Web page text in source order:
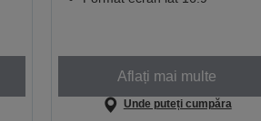
Aflați mai multe
Unde puteți cumpăra